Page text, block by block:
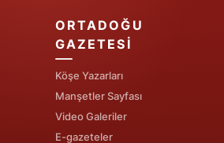
ORTADOĞU
GAZETESI
Köşe Yazarları
Manşetler Sayfası
Video Galeriler
E-gazeteler